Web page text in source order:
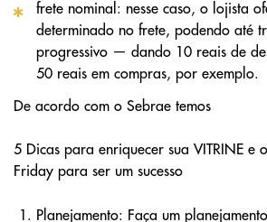
frete nominal: nesse caso, o lojista
determinado no frete, podendo até
progressivo — dando 10 reais de
50 reais em compras, por exemplo.
De acordo com o Sebrae temos
5 Dicas para enriquecer sua VITRINE e
Friday para ser um sucesso
Planejamento: Faça um